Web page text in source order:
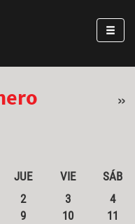
»
JUE VIE
SÁB
2 3
4
9 10
11